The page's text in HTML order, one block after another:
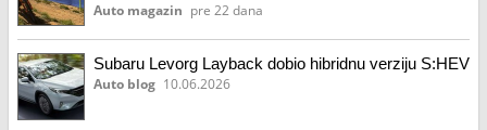
Auto magazin pre 22 dana
Subaru Levorg Layback dobio hibridnu verziju S:HEV
Auto blog 10.06.2026